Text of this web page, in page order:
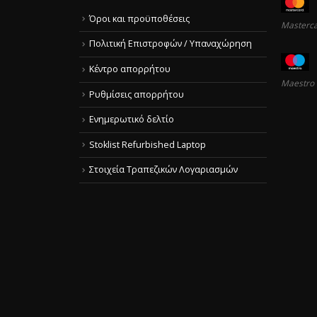
Όροι και προϋποθέσεις
Πολιτική Επιστροφών / Υπαναχώρηση
Κέντρο απορρήτου
Ρυθμίσεις απορρήτου
Ενημερωτικό δελτίο
Stoklist Refurbished Laptop
Στοιχεία Τραπεζικών Λογαριασμών
Maestro